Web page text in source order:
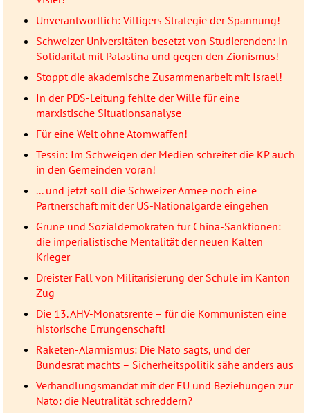
Unverantwortlich: Villigers Strategie der Spannung!
Schweizer Universitäten besetzt von Studierenden: In
Solidarität mit Palästina und gegen den Zionismus!
Stoppt die akademische Zusammenarbeit mit Israel!
In der PDS-Leitung fehlte der Wille für eine
marxistische Situationsanalyse
Für eine Welt ohne Atomwaffen!
Tessin: Im Schweigen der Medien schreitet die KP auch
in den Gemeinden voran!
... und jetzt soll die Schweizer Armee noch eine
Partnerschaft mit der US-Nationalgarde eingehen
Grüne und Sozialdemokraten für China-Sanktionen:
die imperialistische Mentalität der neuen Kalten
Krieger
Dreister Fall von Militarisierung der Schule im Kanton
Zug
Die 13. AHV-Monatsrente – für die Kommunisten eine
historische Errungenschaft!
Raketen-Alarmismus: Die Nato sagts, und der
Bundesrat machts – Sicherheitspolitik sähe anders aus
Verhandlungsmandat mit der EU und Beziehungen zur
Nato: die Neutralität schreddern?